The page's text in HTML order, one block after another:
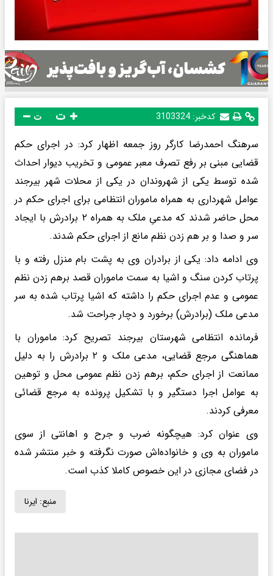
کدخبر: 3103324 ت
سرهنگ احمدرضا کارگر روز جمعه اظهار کرد: در اجرای حکم
قضایی مبنی بر رفع تصرف معبر عمومی و تخریب دیوار احداث
شده توسط یکی از شهروندان در یکی از محلات شهر بیرجند
عوامل شهرداری به‌ همراه ماموران انتظامی برای اجرای حکم در
محل حاضر شدند که مدعیِ ملک به همراه ۲ برادرش با ایجاد
سر و صدا و بر هم زدن نظم مانع از اجرای حکم شدند.
وی ادامه داد: یکی از برادران وی به پشت بام منزل رفته و با
پرتاب کردن سنگ و اشیا به سمت ماموران قصد برهم زدن نظم
عمومی و عدم اجرای حکم را داشته که اشیا پرتاب شده به سر
مدعی ملک (برادرش) برخورد و دچار جراحت شد.
فرمانده انتظامی شهرستان بیرجند تصریح کرد: ماموران با
هماهنگی مرجع قضایی، مدعی ملک و ۲ برادرش را به دلیل
ممانعت از اجرای حکم، برهم زدن نظم عمومی محل و توهین
به عوامل اجرا دستگیر و با تشکیل پرونده به مرجع قضائی
معرفی کردند.
وی عنوان کرد: هیچگونه ضرب و جرح و اهانتی از سوی
ماموران به وی و خانواده‌اش صورت نگرفته و خبر منتشر شده
در فضای مجازی در این خصوص کاملا کذب است.
منبع: ایرنا